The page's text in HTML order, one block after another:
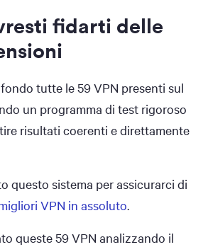
fidarti delle
tutte le 59 VPN presenti sul
un programma di test rigoroso
risultati coerenti e direttamente
questo sistema per assicurarci di
VPN in assoluto.
queste 59 VPN analizzando il